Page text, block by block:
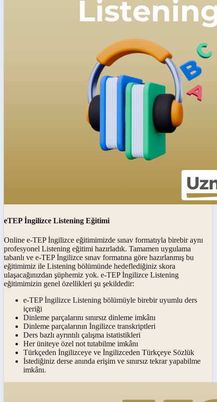
eTEP İngilizce Listening Eğitimi
Online e-TEP İngilizce eğitimimizde sınav formatıyla birebir aynı
profesyonel Listening eğitimi hazırladık. Tamamen uygulama
tabanlı ve e-TEP İngilizce sınav formatına göre hazırlanmış bu
eğitimimiz ile Listening bölümünde hedeflediğiniz skora
ulaşacağınızdan şüphemiz yok. e-TEP İngilizce Listening
eğitimimizin genel özellikleri şu şekildedir:
e-TEP İngilizce Listening bölümüyle birebir uyumlu ders
içeriği
Dinleme parçalarını sınırsız dinleme imkânı
Dinleme parçalarının İngilizce transkriptleri
Ders bazlı ayrıntılı çalışma istatistikleri
Her üniteye özel not tutabilme imkânı
Türkçeden İngilizceye ve İngilizceden Türkçeye Sözlük
İstediğiniz derse anında erişim ve sınırsız tekrar yapabilme
imkânı.